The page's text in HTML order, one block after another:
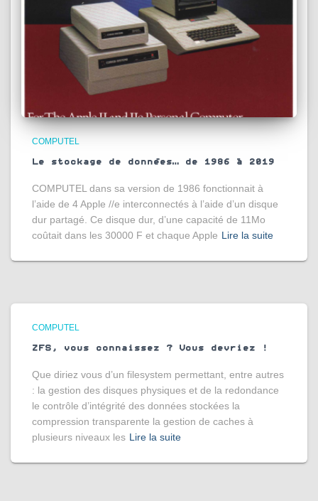
COMPUTEL
Le stockage de données… de 1986 à 2019
COMPUTEL dans sa version de 1986 fonctionnait à
l’aide de 4 Apple //e interconnectés à l’aide d’un disque
dur partagé. Ce disque dur, d’une capacité de 11Mo
coûtait dans les 30000 F et chaque Apple Lire la suite
COMPUTEL
ZFS, vous connaissez ? Vous devriez !
Que diriez vous d’un filesystem permettant, entre autres
: la gestion des disques physiques et de la redondance
le contrôle d’intégrité des données stockées la
compression transparente la gestion de caches à
plusieurs niveaux les Lire la suite